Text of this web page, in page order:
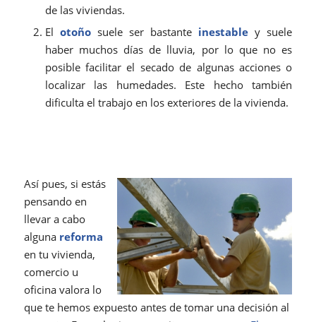
de las viviendas.
El otoñosuele ser bastante inestable y suele
haber muchos días de lluvia, por lo que no es
posible facilitar el secado de algunas acciones o
localizar las humedades. Este hecho también
dificulta el trabajo en los exteriores de la vivienda.
Así pues, si estás
pensando en
llevar a cabo
alguna reforma
en tu vivienda,
comercio u
oficina valora lo
que te hemos expuesto antes de tomar una decisión al